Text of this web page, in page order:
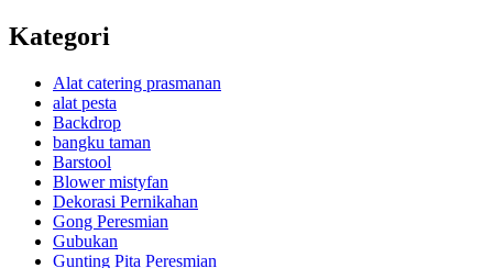
Kategori
Alat catering prasmanan
alat pesta
Backdrop
bangku taman
Barstool
Blower mistyfan
Dekorasi Pernikahan
Gong Peresmian
Gubukan
Gunting Pita Peresmian